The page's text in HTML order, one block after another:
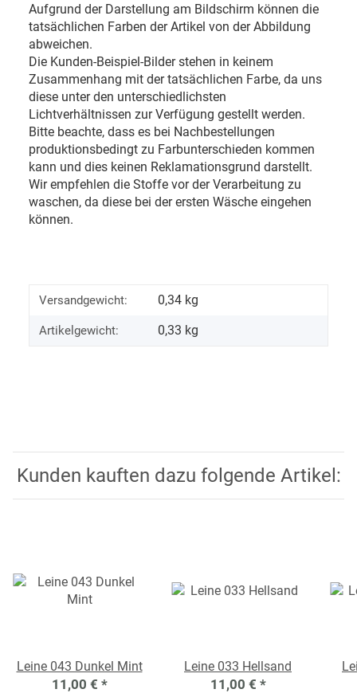
Aufgrund der Darstellung am Bildschirm können die
tatsächlichen Farben der Artikel von der Abbildung
abweichen.
Die Kunden-Beispiel-Bilder stehen in keinem
Zusammenhang mit der tatsächlichen Farbe, da uns
diese unter den unterschiedlichsten
Lichtverhältnissen zur Verfügung gestellt werden.
Bitte beachte, dass es bei Nachbestellungen
produktionsbedingt zu Farbunterschieden kommen
kann und dies keinen Reklamationsgrund darstellt.
Wir empfehlen die Stoffe vor der Verarbeitung zu
waschen, da diese bei der ersten Wäsche eingehen
können.
Versandgewicht: 0,34 kg
Artikelgewicht: 0,33 kg
Kunden kauften dazu folgende Artikel:
Leine 043 Dunkel Mint
11,00 € *
Leine 033 Hellsand
11,00 € *